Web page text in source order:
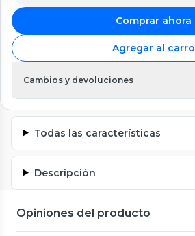
Comprar ahora
Agregar al carro
Cambios y devoluciones
Todas las características
Descripción
Opiniones del producto